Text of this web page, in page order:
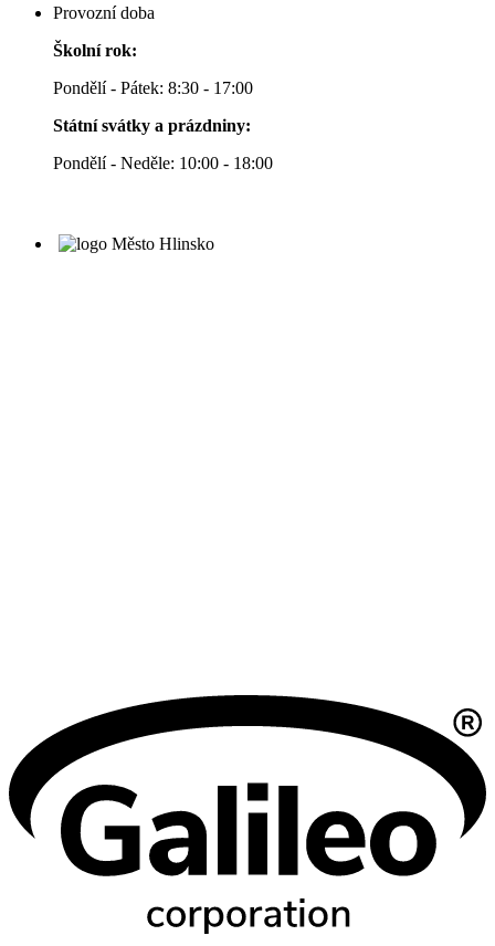
Provozní doba
Školní rok:
Pondělí - Pátek: 8:30 - 17:00
Státní svátky a prázdniny:
Pondělí - Neděle: 10:00 - 18:00